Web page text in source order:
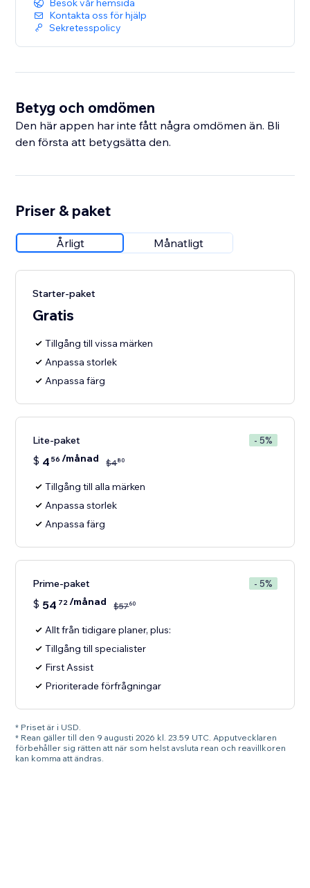
Besök vår hemsida
Kontakta oss för hjälp
Sekretesspolicy
Betyg och omdömen
Den här appen har inte fått några omdömen än. Bli
den första att betygsätta den.
Priser & paket
Årligt Månatligt
Starter-paket
Gratis
Tillgång till vissa märken
Anpassa storlek
Anpassa färg
Lite-paket - 5%
$ 4 56 /månad $480
Tillgång till alla märken
Anpassa storlek
Anpassa färg
Prime-paket - 5%
$ 54 72/månad $5760
Allt från tidigare planer, plus:
Tillgång till specialister
First Assist
Prioriterade förfrågningar
* Priset är i USD.
* Rean gäller till den 9 augusti 2026 kl. 23.59 UTC. Apputvecklaren
förbehåller sig rätten att när som helst avsluta rean och reavillkoren
kan komma att ändras.